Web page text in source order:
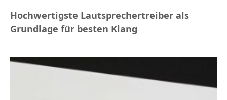
Hochwertigste Lautsprechertreiber als
Grundlage für besten Klang